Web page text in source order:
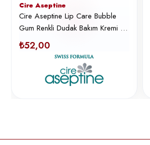
Cire Aseptine
Cire Aseptine Lip Care Bubble
Gum Renkli Dudak Bakım Kremi 4,
5
₺52,00